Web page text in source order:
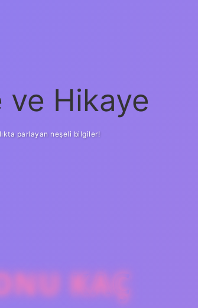
ve Hikaye
parlayan neşeli bilgiler!
KAÇ